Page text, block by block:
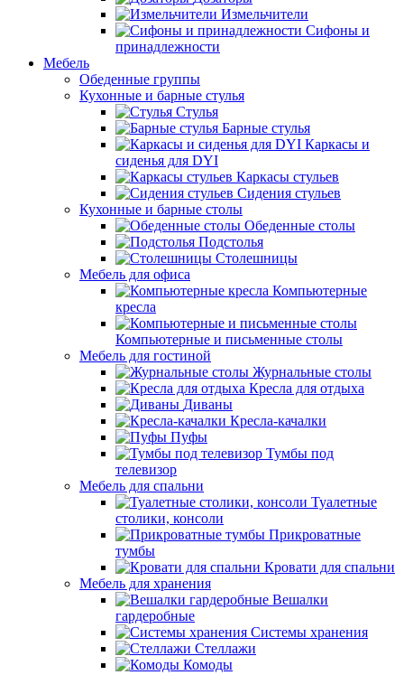
Измельчители
Сифоны и
принадлежности
Мебель
Обеденные группы
Кухонные и барные стулья
Стулья
Барные стулья
Каркасы и
сиденья для DYI
Каркасы стульев
Сидения стульев
Кухонные и барные столы
Обеденные столы
Подстолья
Столешницы
Мебель для офиса
Компьютерные
кресла
Компьютерные и письменные столы
Мебель для гостиной
Журнальные столы
Кресла для отдыха
Диваны
Кресла-качалки
Пуфы
Тумбы под
телевизор
Мебель для спальни
Туалетные
столики, консоли
Прикроватные
тумбы
Кровати для спальни
Мебель для хранения
Вешалки
гардеробные
Системы хранения
Стеллажи
Комоды